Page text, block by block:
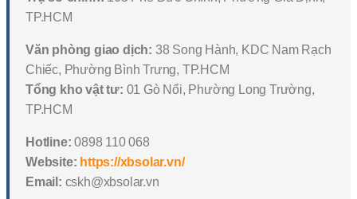
TP.HCM
Văn phòng giao dịch: 38 Song Hành, KDC Nam Rạch
Chiếc, Phường Bình Trưng, TP.HCM
Tổng kho vật tư: 01 Gò Nổi, Phường Long Trường,
TP.HCM
Hotline: 0898 110 068
Website: https://xbsolar.vn/
Email: cskh@xbsolar.vn